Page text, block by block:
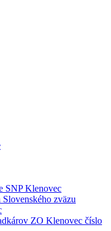
SNP Klenovec
zväzu
ZO Klenovec číslo